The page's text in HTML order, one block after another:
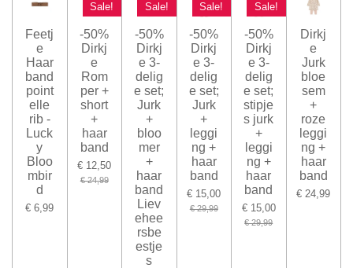
Feetj
e
Haar
band
point
elle
rib -
Luck
y
Bloo
mbir
d
€ 6,99
Sale!
-50%
Dirkj
e
Rom
per +
short
+
haar
band
€ 12,50
€ 24,99
Sale!
-50%
Dirkj
e 3-
delig
e set;
Jurk
+
bloo
mer
+
haar
band
Liev
ehee
rsbe
estje
s
Sale!
-50%
Dirkj
e 3-
delig
e set;
Jurk
+
leggi
ng +
haar
band
€ 15,00
€ 29,99
Sale!
-50%
Dirkj
e 3-
delig
e set;
stipje
s jurk
+
leggi
ng +
haar
band
€ 15,00
€ 29,99
Dirkj
e
Jurk
bloe
sem
+
roze
leggi
ng +
haar
band
€ 24,99